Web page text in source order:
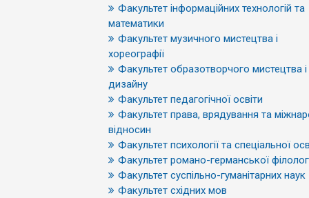
Факультет інформаційних технологій та
математики
Факультет музичного мистецтва і
хореографії
Факультет образотворчого мистецтва і
дизайну
Факультет педагогічної освіти
Факультет права, врядування та
відносин
Факультет психології та спеціальної
Факультет романо-германської
Факультет суспільно-гуманітарних наук
Факультет східних мов